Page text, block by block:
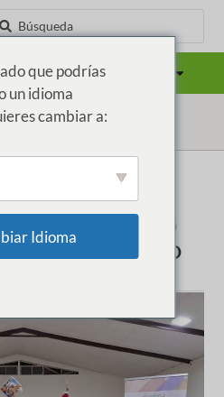
EMPRENDIMIENTO
EMPRENDIMIENTO
que podrías
un idioma
cambiar a:
Idioma